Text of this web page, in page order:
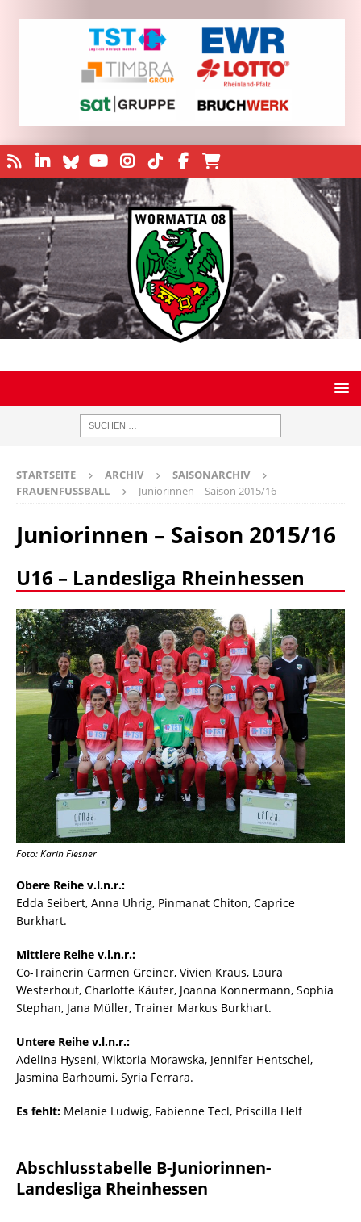
STARTSEITE ARCHIV
SAISONARCHIV
FRAUENFUSSBALL
Juniorinnen – Saison 2015/16
Juniorinnen – Saison 2015/16
U16 – Landesliga Rheinhessen
Foto: Karin Flesner
Obere Reihe v.l.n.r.:
Edda Seibert, Anna Uhrig, Pinmanat Chiton, Caprice
Burkhart.
Mittlere Reihe v.l.n.r.:
Co-Trainerin Carmen Greiner, Vivien Kraus, Laura
Westerhout, Charlotte Käufer, Joanna Konnermann, Sophia
Stephan, Jana Müller, Trainer Markus Burkhart.
Untere Reihe v.l.n.r.:
Adelina Hyseni, Wiktoria Morawska, Jennifer Hentschel,
Jasmina Barhoumi, Syria Ferrara.
Es fehlt: Melanie Ludwig, Fabienne Tecl, Priscilla Helf
Abschlusstabelle B-Juniorinnen-
Landesliga Rheinhessen